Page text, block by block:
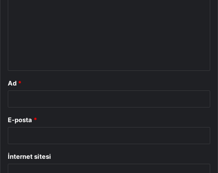
Ad *
E-posta *
İnternet sitesi